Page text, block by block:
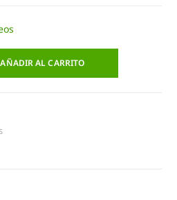
AÑADIR AL CARRITO